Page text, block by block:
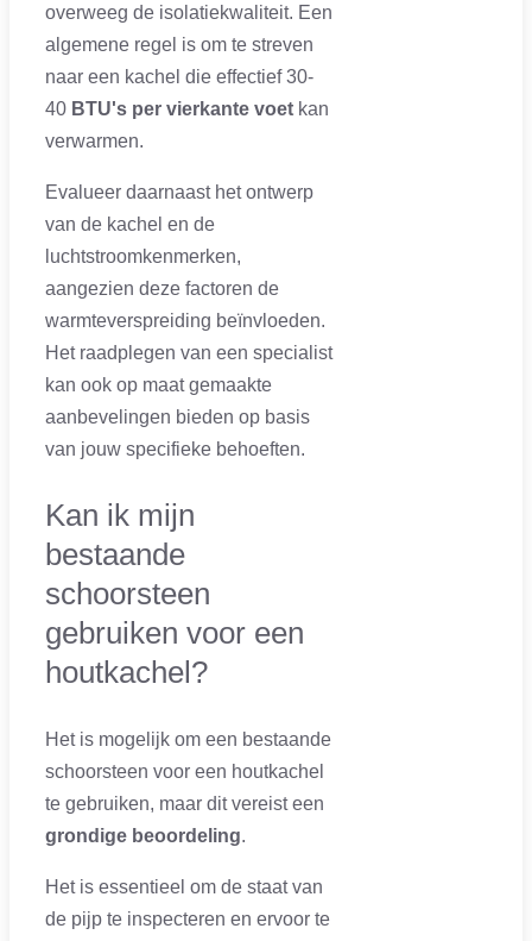
overweeg de isolatiekwaliteit. Een
algemene regel is om te streven
naar een kachel die effectief 30-
40 BTU's per vierkante voet kan
verwarmen.
Evalueer daarnaast het ontwerp
van de kachel en de
luchtstroomkenmerken,
aangezien deze factoren de
warmteverspreiding beïnvloeden.
Het raadplegen van een specialist
kan ook op maat gemaakte
aanbevelingen bieden op basis
van jouw specifieke behoeften.
Kan ik mijn
bestaande
schoorsteen
gebruiken voor een
houtkachel?
Het is mogelijk om een bestaande
schoorsteen voor een houtkachel
te gebruiken, maar dit vereist een
grondige beoordeling.
Het is essentieel om de staat van
de pijp te inspecteren en ervoor te